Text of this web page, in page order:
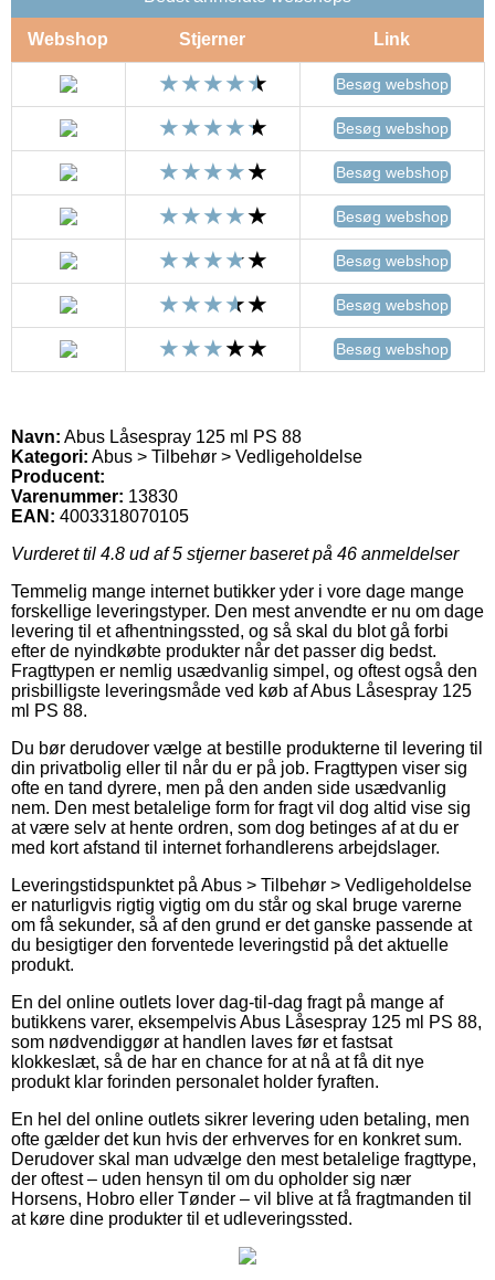
Webshop Stjerner Link
Besøg webshop
Besøg webshop
Besøg webshop
Besøg webshop
Besøg webshop
Besøg webshop
Besøg webshop
Navn: Abus Låsespray 125 ml PS 88
Kategori: Abus > Tilbehør > Vedligeholdelse
Producent:
Varenummer: 13830
EAN: 4003318070105
Vurderet til 4.8 ud af 5 stjerner baseret på 46 anmeldelser
Temmelig mange internet butikker yder i vore dage mange
forskellige leveringstyper. Den mest anvendte er nu om dage
levering til et afhentningssted, og så skal du blot gå forbi
efter de nyindkøbte produkter når det passer dig bedst.
Fragttypen er nemlig usædvanlig simpel, og oftest også den
prisbilligste leveringsmåde ved køb af Abus Låsespray 125
ml PS 88.
Du bør derudover vælge at bestille produkterne til levering til
din privatbolig eller til når du er på job. Fragttypen viser sig
ofte en tand dyrere, men på den anden side usædvanlig
nem. Den mest betalelige form for fragt vil dog altid vise sig
at være selv at hente ordren, som dog betinges af at du er
med kort afstand til internet forhandlerens arbejdslager.
Leveringstidspunktet på Abus > Tilbehør > Vedligeholdelse
er naturligvis rigtig vigtig om du står og skal bruge varerne
om få sekunder, så af den grund er det ganske passende at
du besigtiger den forventede leveringstid på det aktuelle
produkt.
En del online outlets lover dag-til-dag fragt på mange af
butikkens varer, eksempelvis Abus Låsespray 125 ml PS 88,
som nødvendiggør at handlen laves før et fastsat
klokkeslæt, så de har en chance for at nå at få dit nye
produkt klar forinden personalet holder fyraften.
En hel del online outlets sikrer levering uden betaling, men
ofte gælder det kun hvis der erhverves for en konkret sum.
Derudover skal man udvælge den mest betalelige fragttype,
der oftest – uden hensyn til om du opholder sig nær
Horsens, Hobro eller Tønder – vil blive at få fragtmanden til
at køre dine produkter til et udleveringssted.